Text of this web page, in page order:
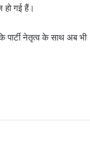
हो गई हैं।
पार्टी नेतृत्व के साथ अब भी